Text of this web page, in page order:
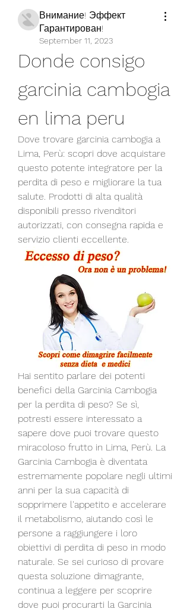
Внимание! Эффект
Гарантирован!
September 11, 2023
Donde consigo
garcinia cambogia
en lima peru
Dove trovare garcinia cambogia a
Lima, Perù: scopri dove acquistare
questo potente integratore per la
perdita di peso e migliorare la tua
salute. Prodotti di alta qualità
disponibili presso rivenditori
autorizzati, con consegna rapida e
servizio clienti eccellente.
Hai sentito parlare dei potenti
benefici della Garcinia Cambogia
per la perdita di peso? Se sì,
potresti essere interessato a
sapere dove puoi trovare questo
miracoloso frutto in Lima, Perù. La
Garcinia Cambogia è diventata
estremamente popolare negli ultimi
anni per la sua capacità di
sopprimere l'appetito e accelerare
il metabolismo, aiutando così le
persone a raggiungere i loro
obiettivi di perdita di peso in modo
naturale. Se sei curioso di provare
questa soluzione dimagrante,
continua a leggere per scoprire
dove puoi procurarti la Garcinia